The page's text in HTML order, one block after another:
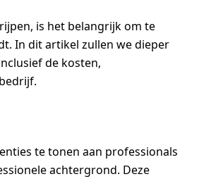
is het belangrijk om te
In dit artikel zullen we dieper
de kosten,
te tonen aan professionals
achtergrond. Deze